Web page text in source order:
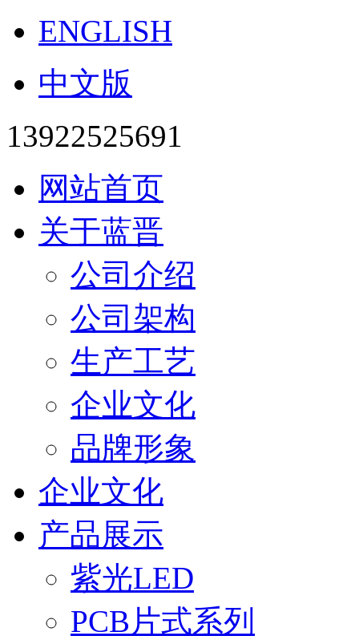
ENGLISH
中文版
13922525691
网站首页
关于蓝晋
公司介绍
公司架构
生产工艺
企业文化
品牌形象
企业文化
产品展示
紫光LED
PCB片式系列